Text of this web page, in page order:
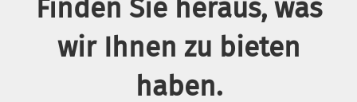
Finden Sie heraus, was
wir Ihnen zu bieten
haben.